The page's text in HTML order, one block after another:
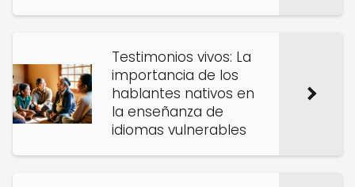
Testimonios vivos: La
importancia de los
hablantes nativos en
la enseñanza de
idiomas vulnerables